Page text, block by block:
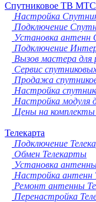
Спутниковое ТВ МТС
Настройка
Подключение
Установка антенн
Подключение
Вызов мастера
Сервис
Продажа
Настройка
Настройка
Цены на
Телекарта
Подключение
Обмен Телекарты
Установка
Настройка антенн
Ремонт антенны
Перенастройка